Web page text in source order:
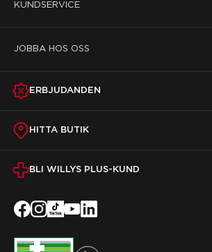
KUNDSERVICE
JOBBA HOS OSS
ERBJUDANDEN
HITTA BUTIK
BLI WILLYS PLUS-KUND